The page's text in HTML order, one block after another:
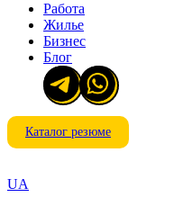
Работа
Жилье
Бизнес
Блог
Каталог резюме
UA